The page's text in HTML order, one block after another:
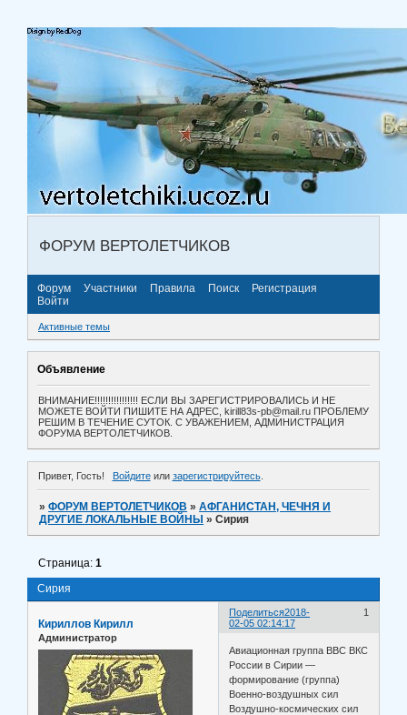
ФОРУМ ВЕРТОЛЕТЧИКОВ
Форум Участники Правила Поиск
Регистрация
Войти
Активные темы
Объявление
ВНИМАНИЕ!!!!!!!!!!!!!!!! ЕСЛИ ВЫ ЗАРЕГИСТРИРОВАЛИСЬ И НЕ
МОЖЕТЕ ВОЙТИ ПИШИТЕ НА АДРЕС, kirill83s-pb@mail.ru ПРОБЛЕМУ
РЕШИМ В ТЕЧЕНИЕ СУТОК. С УВАЖЕНИЕМ, АДМИНИСТРАЦИЯ
ФОРУМА ВЕРТОЛЕТЧИКОВ.
Привет, Гость! Войдитеили зарегистрируйтесь.
»ФОРУМ ВЕРТОЛЕТЧИКОВ »АФГАНИСТАН, ЧЕЧНЯ И
ДРУГИЕ ЛОКАЛЬНЫЕ ВОЙНЫ »Сирия
Сирия
Страница:1
Поделиться 1
2018-
02-05 02:14:17
Кириллов Кирилл
Администратор
Авиационная группа ВВС ВКС
России в Сирии —
формирование (группа)
Военно-воздушных сил
Воздушно-космических сил